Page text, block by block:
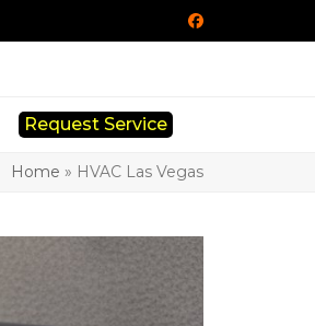
Facebook
Request Service
Home » HVAC Las Vegas